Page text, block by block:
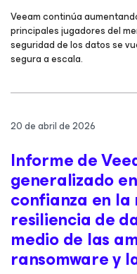
Veeam continúa
principales jugadores del
seguridad de los datos se
segura a escala.
20 de abril de 2026
Informe de
generalizado
confianza en
resiliencia de
medio de las
ransomware y